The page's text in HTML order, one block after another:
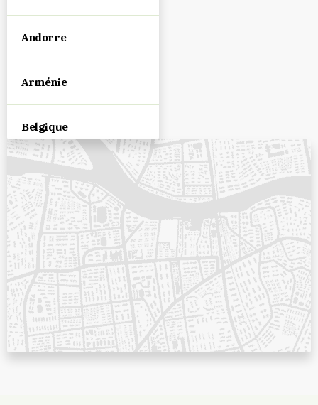
Andorre
Arménie
Belgique
Burkina Faso